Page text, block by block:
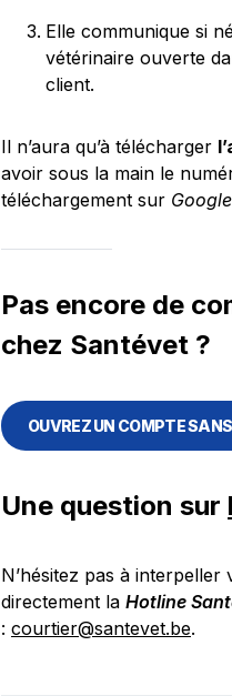
Elle communique si
vétérinaire ouverte
client.
Il n’aura qu’à télécharger
avoir sous la main le
téléchargement sur
Pas encore de
chez Santévet ?
OUVREZ UN COMPTE
Une question sur
N’hésitez pas à
directement la Hotline
: courtier@santevet.be.